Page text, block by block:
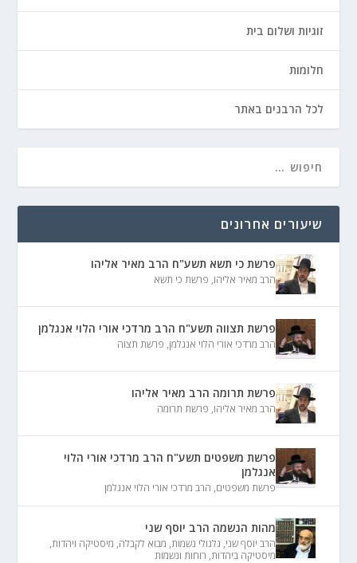
זוגיות ושלום בית
חלומות
לכל הרבנים באתר
שיעורים אחרונים
פרשת כי תשא תשע"ח הרב מאיר אליהו
הרב מאיר אליהו, פרשת כי תשא
פרשת תצווה תשע"ח הרב מרדכי אורי הלוי אנגלמן
הרב מרדכי אורי הלוי אנגלמן, פרשת תצוה
פרשת תרומה הרב מאיר אליהו
הרב מאיר אליהו, פרשת תרומה
פרשת משפטים תשע"ח הרב מרדכי אורי הלוי
אנגלמן
פרשת משפטים, הרב מרדכי אורי הלוי אנגלמן
מהות הנשמה הרב יוסף שני
הרב יוסף שני, גלגולי נשמות, מבוא לקבלה, מיסטיקה ויהדות,
מיסטיקה ביהדות, רוחות ונשמות